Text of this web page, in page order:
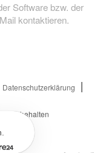
Software bzw. der
kontaktieren.
Datenschutzerklärung
vorbehalten